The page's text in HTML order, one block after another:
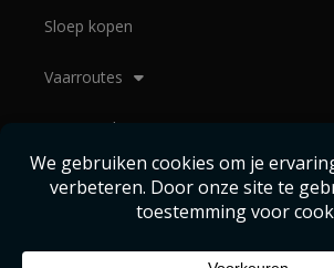
Sloep kopen
Vaarroutes
Uitjes op het water
Over Luxurysloepverhuur